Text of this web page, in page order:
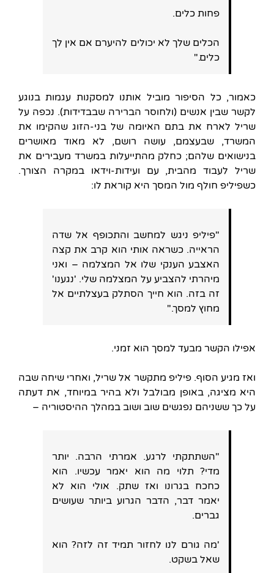
פחות כלים.
הכלים שלך לא יכולים להיערם אם אין לך
כלים."
כאמור, כל הסיפור מוביל אותנו למסקנות עגמות בנוגע
לקשר שבין אנשים (ולחוסר הברירה שבבדידות). נכפה על
שריל לארח את בתם האיומה של בני-הזוג שהקימו את
המשרד, שבעצמם, עושה רושם, לא מאוד מאושרים
בנישואים שלהם; כחלק מהתייעלות במשרד מעבירים את
שריל לעבוד מהבית, עם ועידות-וידאו במקרה הצורך.
כשפיליפ חולף מול המסך היא קוראת לו:
"פיליפ ניגש למחשב והתכופף אל שדה
הראייה. כשראה אותי הוא קרב את קצה
האצבע הענקי שלו אל המצלמה – ואני
מיהרתי להצביע על המצלמה שלי. 'נגענו'
זה בזה. הוא חייך הסתלק בעצלתיים אל
מחוץ למסך."
אפילו הקשר מבעד למסך הוא זמני.
ואז מגיע הסוף. פיליפ מתקשר אל שריל, ואחרי שיחה שבה
היא מציגה, באופן מבולבל ולא בהיר במיוחד, את דעתה
על כך ששניהם נפגשים שוב ושוב במהלך ההיסטוריה –
"השתתקתי לרגע. אמרתי הרבה. יותר
מדי? תלוי מה הוא יאמר עכשיו. הוא
כחכח בגרונו ואז שתק. אולי הוא לא
יאמר דבר, הדבר הגרוע ביותר שעושים
גברים.
'מה גורם לנו לחזור תמיד זה לזה? הוא
שאל בשקט.